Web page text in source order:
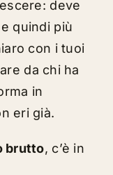
deve
quindi più
con i tuoi
da chi ha
in
eri già.
brutto, c’è in